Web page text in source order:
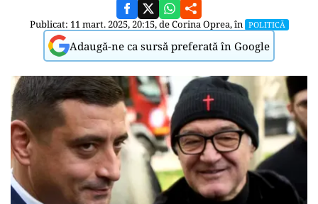
Publicat: 11 mart. 2025, 20:15, deCorina Oprea, în POLITICĂ
Adaugă-ne ca sursă preferată în Google